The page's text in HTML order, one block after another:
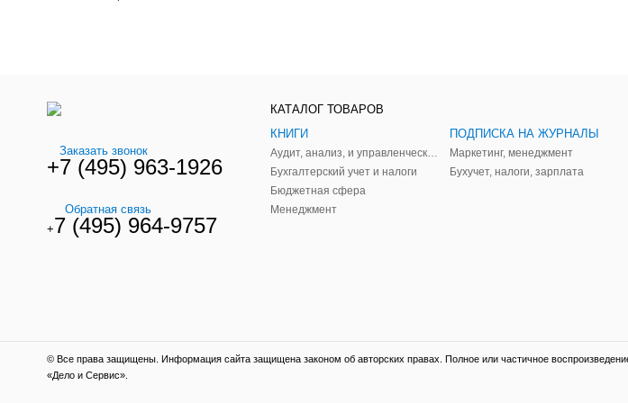
Заказать звонок
+7 (495) 963-1926
Обратная связь
+7 (495) 964-9757
КАТАЛОГ ТОВАРОВ
КНИГИ
Бухгалтерский учет и налоги
Бюджетная сфера
Менеджмент
ПОДПИСКА НА ЖУРНАЛЫ
Маркетинг, менеджмент
Бухучет, налоги, зарплата
© Все права защищены. Информация сайта защищена законом об авторских правах. Полное или частичное
«Дело и Сервис».